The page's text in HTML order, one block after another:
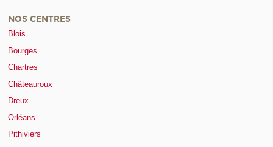
NOS CENTRES
Blois
Bourges
Chartres
Châteauroux
Dreux
Orléans
Pithiviers